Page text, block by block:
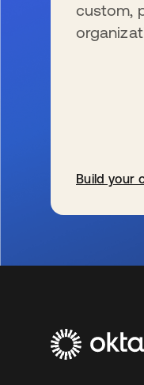
custom,
Build your